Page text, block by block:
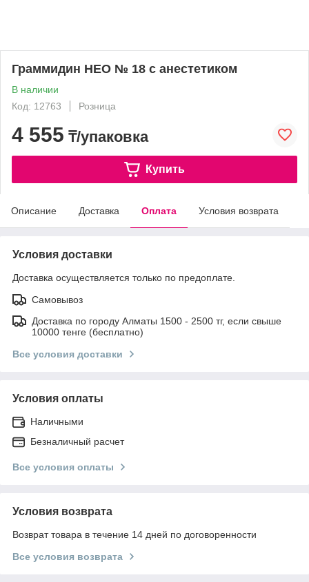
Граммидин НЕО № 18 с анестетиком
В наличии
Код: 12763
Розница
4 555 ₸/упаковка
Купить
Описание Доставка Оплата Условия возврата
Условия доставки
Доставка осуществляется только по предоплате.
Самовывоз
Доставка по городу Алматы 1500 - 2500 тг, если свыше
10000 тенге (бесплатно)
Все условия доставки
Условия оплаты
Наличными
Безналичный расчет
Все условия оплаты
Условия возврата
Возврат товара в течение 14 дней по договоренности
Все условия возврата